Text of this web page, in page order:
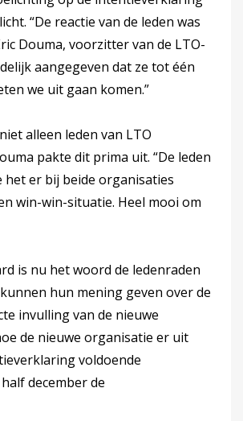
“De reactie van de leden was
Douma, voorzitter van de LTO-
aangegeven dat ze tot één
we uit gaan komen.”
alleen leden van LTO
pakte dit prima uit. “De leden
het er bij beide organisaties
win-win-situatie. Heel mooi om
is nu het woord de ledenraden
hun mening geven over de
invulling van de nieuwe
de nieuwe organisatie er uit
voldoende
december de